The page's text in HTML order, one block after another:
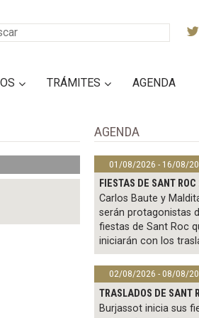
TRÁMITES AGENDA
AGENDA
01/08/2026 - 16/08/
FIESTAS DE SANT ROC
Carlos Baute y
serán protagonistas
fiestas de Sant Roc
iniciarán con los
02/08/2026 - 08/08/
TRASLADOS DE SANT
Burjassot inicia sus